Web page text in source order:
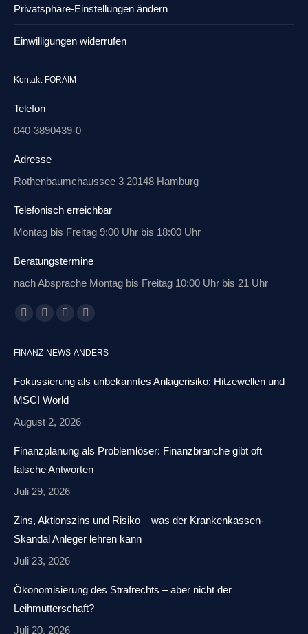
Privatsphäre-Einstellungen ändern
Einwilligungen widerrufen
Kontakt-FORAIM
Telefon
040-3890439-0
Adresse
Rothenbaumchaussee 3 20148 Hamburg
Telefonisch erreichbar
Montag bis Freitag 9:00 Uhr bis 18:00 Uhr
Beratungstermine
nach Absprache Montag bis Freitag 10:00 Uhr bis 21 Uhr
Finden Sie uns auf:
opensopensopenspage
FINANZ-NEWS-ANDERS
Fokussierung als unbekanntes Anlagerisiko: Hitzewellen und
MSCI World
August 2, 2026
Finanzplanung als Problemlöser: Finanzbranche gibt oft
falsche Antworten
Juli 29, 2026
Zins, Aktionszins und Risiko – was der Krankenkassen-
Skandal Anleger lehren kann
Juli 23, 2026
Ökonomisierung des Strafrechts – aber nicht der
Leihmutterschaft?
Juli 20, 2026